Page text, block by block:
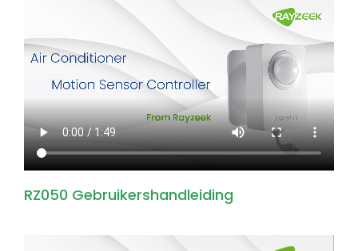
RZ050 Gebruikershandleiding